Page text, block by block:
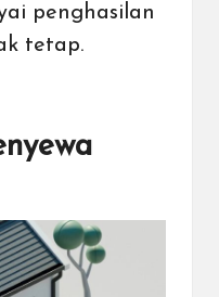
penghasilan
tetap.